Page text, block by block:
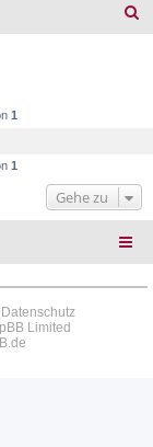
1
1
Gehe zu
Datenschutz
Limited